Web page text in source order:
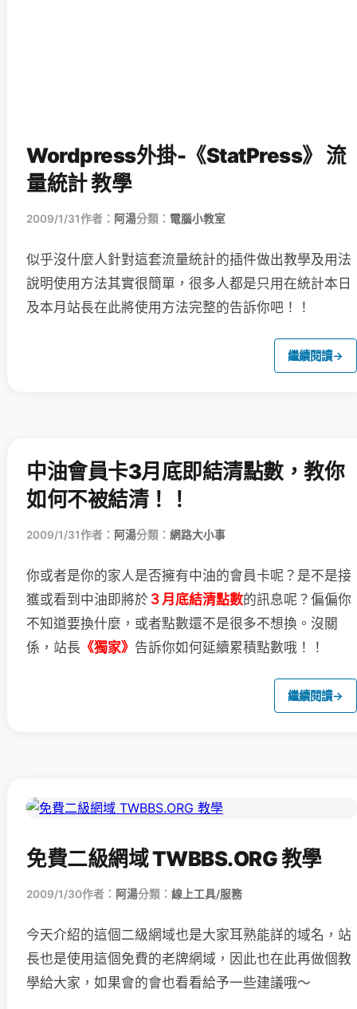
Wordpress外掛-《StatPress》 流
量統計 教學
2009/1/31作者： 阿湯分類： 電腦小教室
似乎沒什麼人針對這套流量統計的插件做出教學及用法
說明使用方法其實很簡單，很多人都是只用在統計本日
及本月站長在此將使用方法完整的告訴你吧！！
繼續閱讀→
中油會員卡3月底即結清點數，教你
如何不被結清！！
2009/1/31作者： 阿湯分類： 網路大小事
你或者是你的家人是否擁有中油的會員卡呢？ 是不是接
獲或看到中油即將於 ３月底結清點數的訊息呢？ 偏偏你
不知道要換什麼，或者點數還不是很多不想換。 沒關
係，站長 《獨家》 告訴你如何延續累積點數哦！！
繼續閱讀→
免費二級網域 TWBBS.ORG 教學
2009/1/30作者： 阿湯分類： 線上工具/服務
今天介紹的這個二級網域也是大家耳熟能詳的域名，站
長也是使用這個免費的老牌網域，因此也在此再做個教
學給大家，如果會的會也看看給予一些建議哦～